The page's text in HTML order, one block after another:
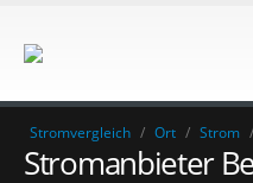
Stromvergleich / Ort / Strom /
Stromanbieter